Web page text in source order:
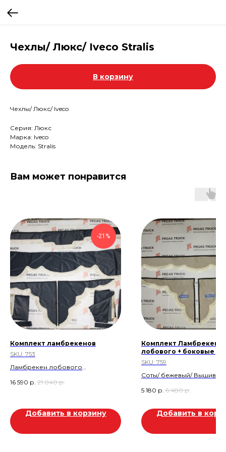
Чехлы/ Люкс/ Iveco Stralis
В корзину
Чехлы/ Люкс/ Iveco
Серия: Люкс
Марка: Iveco
Модель: Stralis
Вам может понравится
-21%
Комплект ламбрекенов
SKU: 753
Ламбрекен лобового
боковые+Ламбрекен
лобового+Прихваты
16 590 р. 21 040 р.
Добавить в корзину
Комплект Ламбрекен
лобового + боковые
SKU: 759
Соты/ бежевый/ Вышивка/
Скидка 20%
Товар находится в
Тургай 2
5 180 р. 6 480 р.
Добавить в